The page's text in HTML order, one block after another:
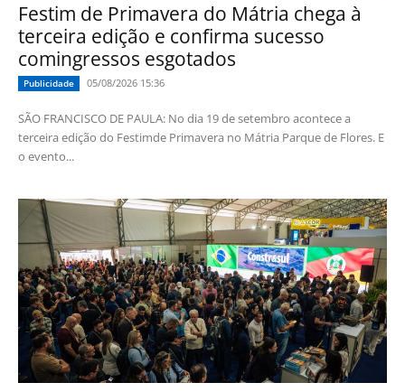
Festim de Primavera do Mátria chega à
terceira edição e confirma sucesso
comingressos esgotados
Publicidade 05/08/2026 15:36
SÃO FRANCISCO DE PAULA: No dia 19 de setembro acontece a
terceira edição do Festimde Primavera no Mátria Parque de Flores. E
o evento...